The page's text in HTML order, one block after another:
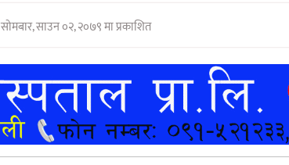
सोमबार, साउन ०२, २०७९ मा प्रकाशित